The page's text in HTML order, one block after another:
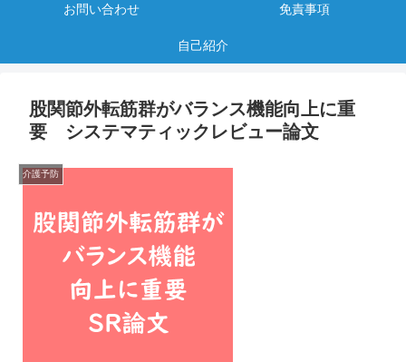
お問い合わせ 免責事項
自己紹介
股関節外転筋群がバランス機能向上に重
要 システマティックレビュー論文
介護予防